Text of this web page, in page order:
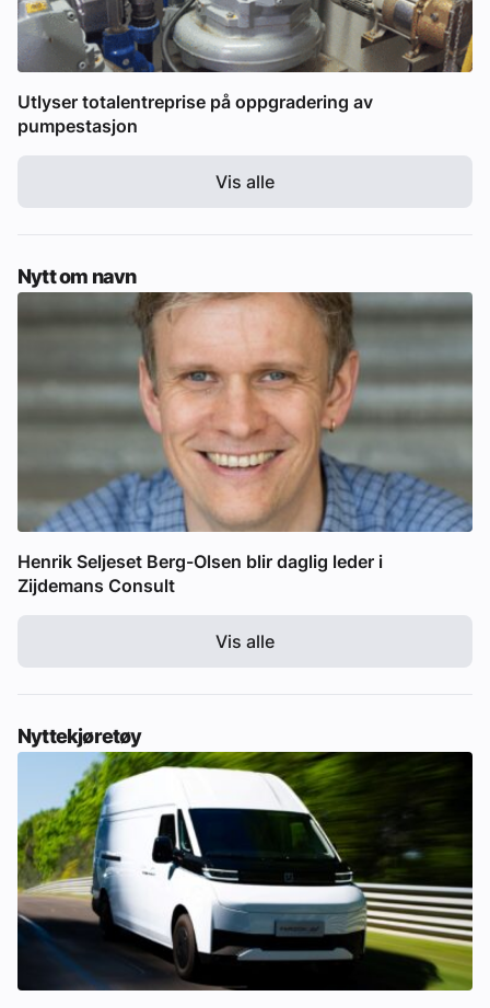
Utlyser totalentreprise på oppgradering av
pumpestasjon
Vis alle
Nytt om navn
Henrik Seljeset Berg-Olsen blir daglig leder i
Zijdemans Consult
Vis alle
Nyttekjøretøy